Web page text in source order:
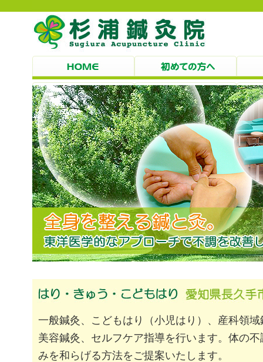
一般鍼灸、こどもはり（小児はり）、産科領域
美容鍼灸、セルフケア指導を行います。体の不
みを和らげる方法をご提案いたします。